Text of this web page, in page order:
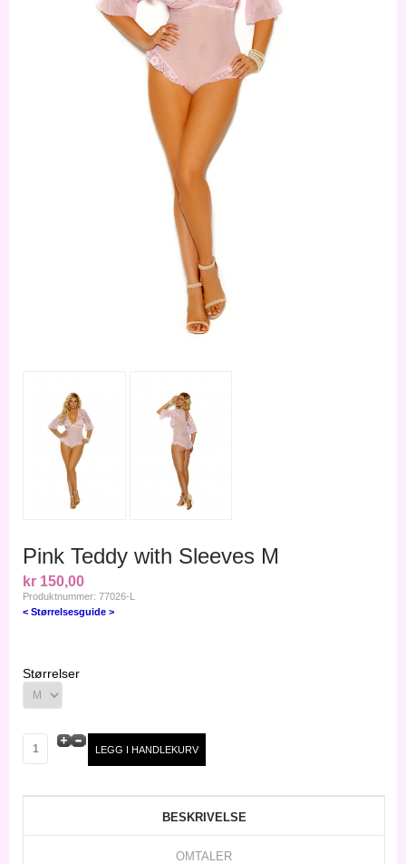
Pink Teddy with Sleeves M
kr 150,00
Produktnummer: 77026-L
< Størrelsesguide >
Størrelser
BESKRIVELSE
OMTALER